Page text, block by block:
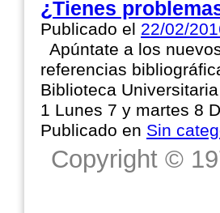
¿Tienes
Publicado el 22/02/
Apúntate a los
referencias
Biblioteca
1 Lunes 7 y martes 8
Publicado en Sin
Copyright ©